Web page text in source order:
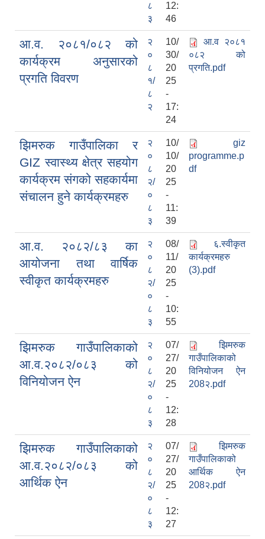
८
३
12:
46
आ.व. २०८१/०८२ को
कार्यक्रम अनुसारको
प्रगति विवरण
२
०
८
१/
८
२
10/
30/
20
25
-
17:
24
आ.व २०८१
०८२ को
प्रगति.pdf
झिमरुक गाउँपालिका र
GIZ स्वास्थ्य क्षेत्र सहयोग
कार्यक्रम संगको सहकार्यमा
संचालन हुने कार्यक्रमहरु
२
०
८
२/
०
८
३
10/
10/
20
25
-
11:
39
giz
programme.p
df
आ.व. २०८२/८३ का
आयोजना तथा वार्षिक
स्वीकृत कार्यक्रमहरु
२
०
८
२/
०
८
३
08/
11/
20
25
-
10:
55
६.स्वीकृत
कार्यक्रमहरु
(3).pdf
झिमरुक गाउँपालिकाको
आ.व.२०८२/०८३ को
विनियोजन ऐन
२
०
८
२/
०
८
३
07/
27/
20
25
-
12:
28
झिमरुक
गाउँपालिकाको
विनियोजन ऐन
208२.pdf
झिमरुक गाउँपालिकाको
आ.व.२०८२/०८३ को
आर्थिक ऐन
२
०
८
२/
०
८
३
07/
27/
20
25
-
12:
27
झिमरुक
गाउँपालिकाको
आर्थिक ऐन
208२.pdf